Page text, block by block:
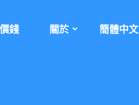
價錢 關於 簡體中文